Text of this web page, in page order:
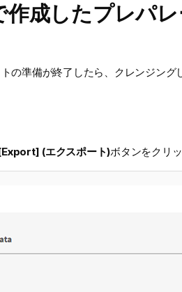
作成したプレパ
の準備が終了したら、クレンジング
(エクスポート)ボタンをクリッ